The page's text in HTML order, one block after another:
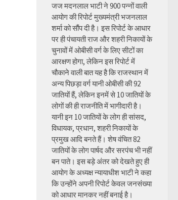
जज मदनलाल भाटी ने 900 पन्नों वाली
आयोग की रिपोर्ट मुख्यमंत्री भजनलाल
शर्मा को सौंप दी है। इस रिपोर्ट के आधार
पर ही पंचायती राज और शहरी निकायों के
चुनावों में ओबीसी वर्ग के लिए सीटों का
आरक्षण होगा, लेकिन इस रिपोर्ट में
चौकाने वाली बात यह है कि राजस्थान में
अन्य पिछड़ा वर्ग यानी ओबीसी की 92
जातियों हैं, लेकिन इनमें से 10 जातियों के
लोगों की ही राजनीति में भागीदारी है।
यानी इन 10 जातियों के लोग ही सांसद,
विधायक, प्रधान, शहरी निकायों के
प्रमुख आदि बनते हैं। शेष वंचित 82
जातियों के लोग पार्षद और सरपंच भी नहीं
बन पाते। इस बड़े अंतर को देखते हुए ही
आयोग के अध्यक्ष न्यायाधीश भाटी ने कहा
कि उन्होंने अपनी रिपोर्ट केवल जनसंख्या
को आधार मानकर नहीं बनाई है।